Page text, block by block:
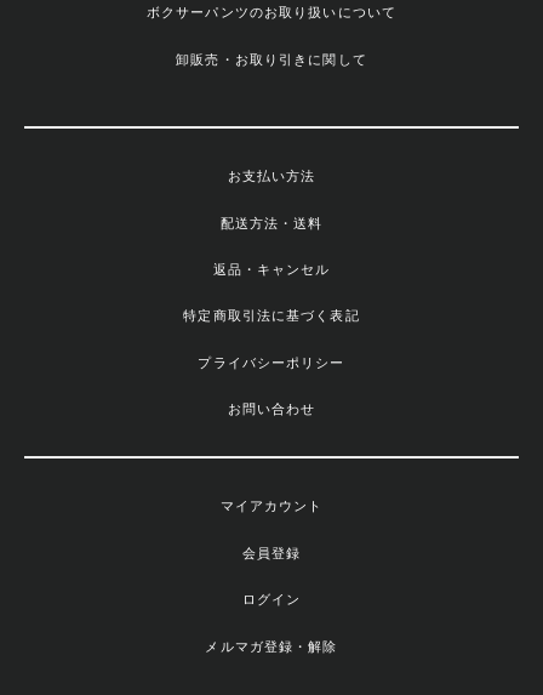
ボクサーパンツのお取り扱いについて
卸販売・お取り引きに関して
お支払い方法
配送方法・送料
返品・キャンセル
特定商取引法に基づく表記
プライバシーポリシー
お問い合わせ
マイアカウント
会員登録
ログイン
メルマガ登録・解除